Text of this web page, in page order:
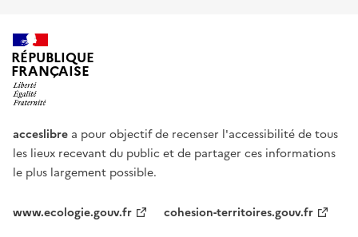
RÉPUBLIQUE
FRANÇAISE
acceslibre a pour objectif de recenser l'accessibilité de tous
les lieux recevant du public et de partager ces informations
le plus largement possible.
www.ecologie.gouv.fr
cohesion-territoires.gouv.fr